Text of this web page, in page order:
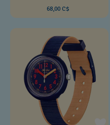
68,00 C$